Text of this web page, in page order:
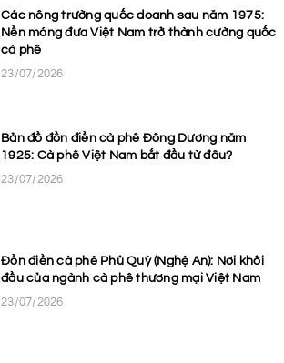
Các nông trường quốc doanh sau năm 1975:
Nền móng đưa Việt Nam trở thành cường quốc
cà phê
23/07/2026
Bản đồ đồn điền cà phê Đông Dương năm
1925: Cà phê Việt Nam bắt đầu từ đâu?
23/07/2026
Đồn điền cà phê Phủ Quỳ (Nghệ An): Nơi khởi
đầu của ngành cà phê thương mại Việt Nam
23/07/2026